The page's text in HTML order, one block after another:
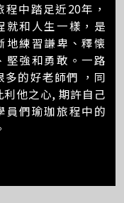
程中踏足近20年，
就和人生一樣，是
地練習謙卑、釋懐
堅強和勇敢。一路
多的好老師們 ，同
利他之心, 期許自己
員們瑜珈旅程中的